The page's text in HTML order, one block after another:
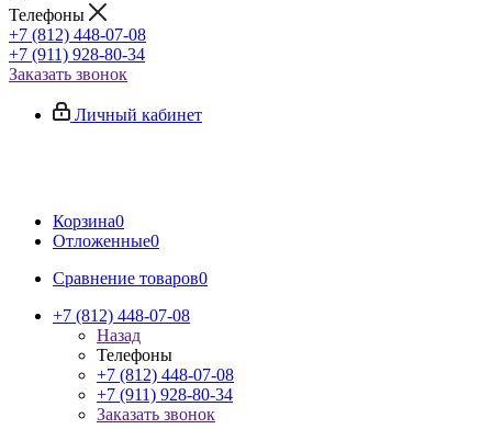
Телефоны
+7 (812) 448-07-08
+7 (911) 928-80-34
Заказать звонок
Личный кабинет
Корзина0
Отложенные0
Сравнение товаров0
+7 (812) 448-07-08
Назад
Телефоны
+7 (812) 448-07-08
+7 (911) 928-80-34
Заказать звонок